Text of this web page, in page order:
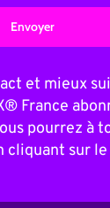
et mieux
France
pourrez à
cliquant sur